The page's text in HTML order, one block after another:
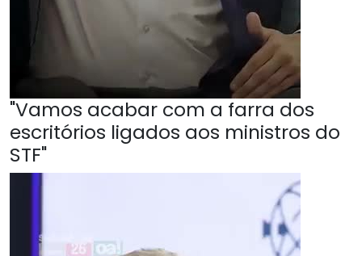
"Vamos acabar com a farra dos
escritórios ligados aos ministros do
STF"